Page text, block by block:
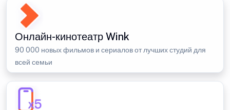
Онлайн-кинотеатр Wink
90 000 новых фильмов и сериалов от лучших студий для
всей семьи